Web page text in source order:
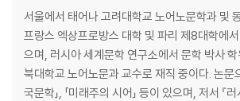
3 초등학생들과 사귀다
4 호흘라코바 부인 댁에서
5 응접실에서의 파국
6 오두막에서의 파국
7 맑은 공기를 마시며
서울에서 태어나 고려대학교 노어노문학과 및
프랑스 엑상프로방스 대학 및 파리 제8대학에
으며, 러시아 세계문학 연구소에서 문학 박사
북대학교 노어노문과 교수로 재직 중이다. 논문
국문학」, 「미래주의 시어」 등이 있으며, 저서 『